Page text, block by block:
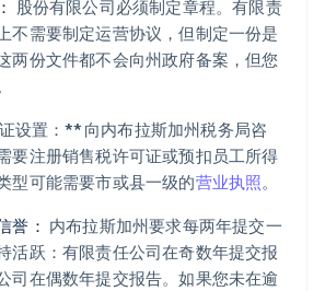
股份有限公司必须制定章程。有限责
不需要制定运营协议，但制定一份是
两份文件都不会向州政府备案，但您
设置：** 向内布拉斯加州税务局咨
要注册销售税许可证或预扣员工所得
型可能需要市或县一级的营业执照。
誉： 内布拉斯加州要求每两年提交一
活跃：有限责任公司在奇数年提交报
司在偶数年提交报告。如果您未在逾